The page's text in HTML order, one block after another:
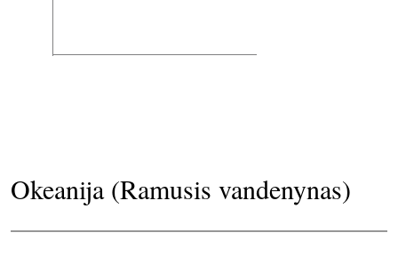
Okeanija (Ramusis vandenynas)